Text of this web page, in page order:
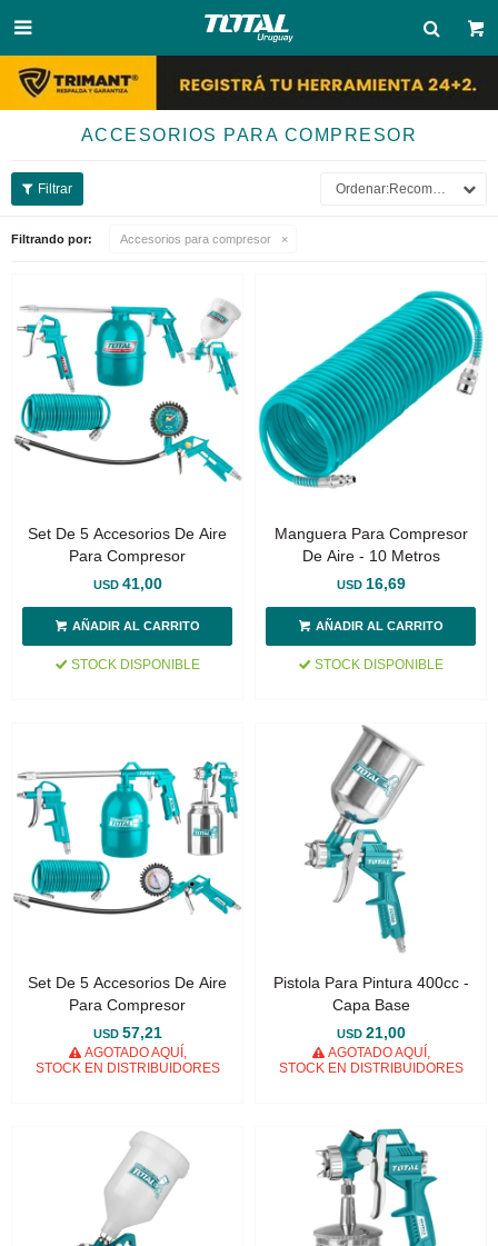

ACCESORIOS PARA COMPRESOR
Recomendados
Filtrando por: Accesorios para compresor
Set De 5 Accesorios De Aire
Para Compresor
USD 41,00
STOCK DISPONIBLE
Manguera Para Compresor
De Aire - 10 Metros
USD 16,69
STOCK DISPONIBLE
Set De 5 Accesorios De Aire
Para Compresor
USD 57,21
AGOTADO AQUÍ,
STOCK EN DISTRIBUIDORES
Pistola Para Pintura 400cc -
Capa Base
USD 21,00
AGOTADO AQUÍ,
STOCK EN DISTRIBUIDORES